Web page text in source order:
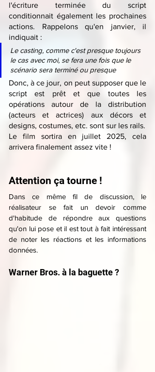
l'écriture terminée du script
conditionnait également les prochaines
actions. Rappelons qu'en janvier, il
indiquait :
Le casting, comme c'est presque toujours
le cas avec moi, se fera une fois que le
scénario sera terminé ou presque
Donc, à ce jour, on peut supposer que le
script est prêt et que toutes les
opérations autour de la distribution
(acteurs et actrices) aux décors et
designs, costumes, etc. sont sur les rails.
Le film sortira en juillet 2025, cela
arrivera finalement assez vite !
Attention ça tourne !
Dans ce même fil de discussion, le
réalisateur se fait un devoir comme
d'habitude de répondre aux questions
qu'on lui pose et il est tout à fait intéressant
de noter les réactions et les informations
données.
Warner Bros. à la baguette ?